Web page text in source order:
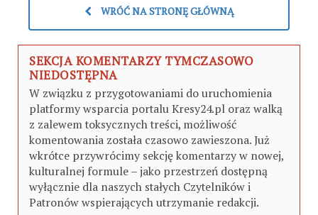
WRÓĆ NA STRONĘ GŁÓWNĄ
SEKCJA KOMENTARZY TYMCZASOWO
NIEDOSTĘPNA
W związku z przygotowaniami do uruchomienia
platformy wsparcia portalu Kresy24.pl oraz walką
z zalewem toksycznych treści, możliwość
komentowania została czasowo zawieszona. Już
wkrótce przywrócimy sekcję komentarzy w nowej,
kulturalnej formule – jako przestrzeń dostępną
wyłącznie dla naszych stałych Czytelników i
Patronów wspierających utrzymanie redakcji.